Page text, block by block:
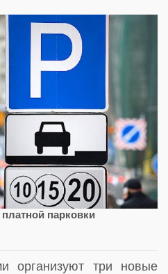
парковки
организуют три новые